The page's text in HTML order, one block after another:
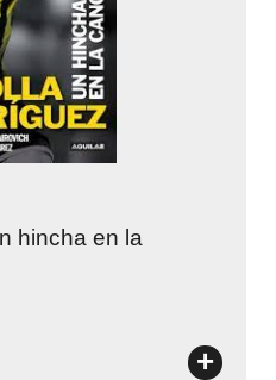
hincha en la
+